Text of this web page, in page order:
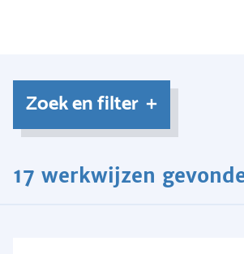
Zoek en filter
17 werkwijzen